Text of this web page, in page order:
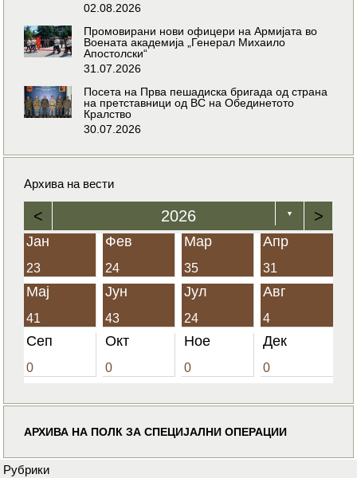
02.08.2026
Промовирани нови офицери на Армијата во
Воената академија „Генерал Михаило
Апостолски“
31.07.2026
Посета на Прва пешадиска бригада од страна
на претставници од ВС на Обединетото
Кралство
30.07.2026
Архива на вести
< 2026 ▼ >
Јан
23
Фев
24
Мар
35
Апр
31
Мај
41
Јун
43
Јул
24
Авг
4
Сеп
0
Окт
0
Ное
0
Дек
0
АРХИВА НА ПОЛК ЗА СПЕЦИЈАЛНИ ОПЕРАЦИИ
Рубрики